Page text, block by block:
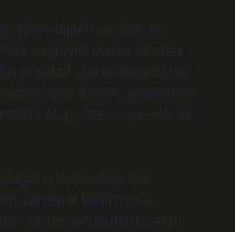
Teknolojileri ve İletişim
Sağlayıcı olarak hizmet
proaktif olarak denetleme
Ancak, üyelerimiz
olup, siteye üye olarak
düşündüğünüz
adresine bildirmeniz
sitemizden kaldırılacaktır.